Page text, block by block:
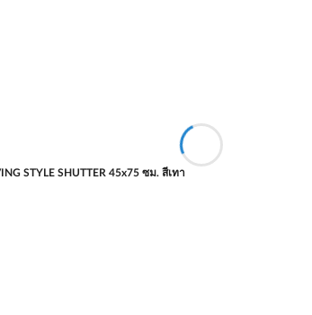
STYLE SHUTTER 45x75 ซม. สีเทา